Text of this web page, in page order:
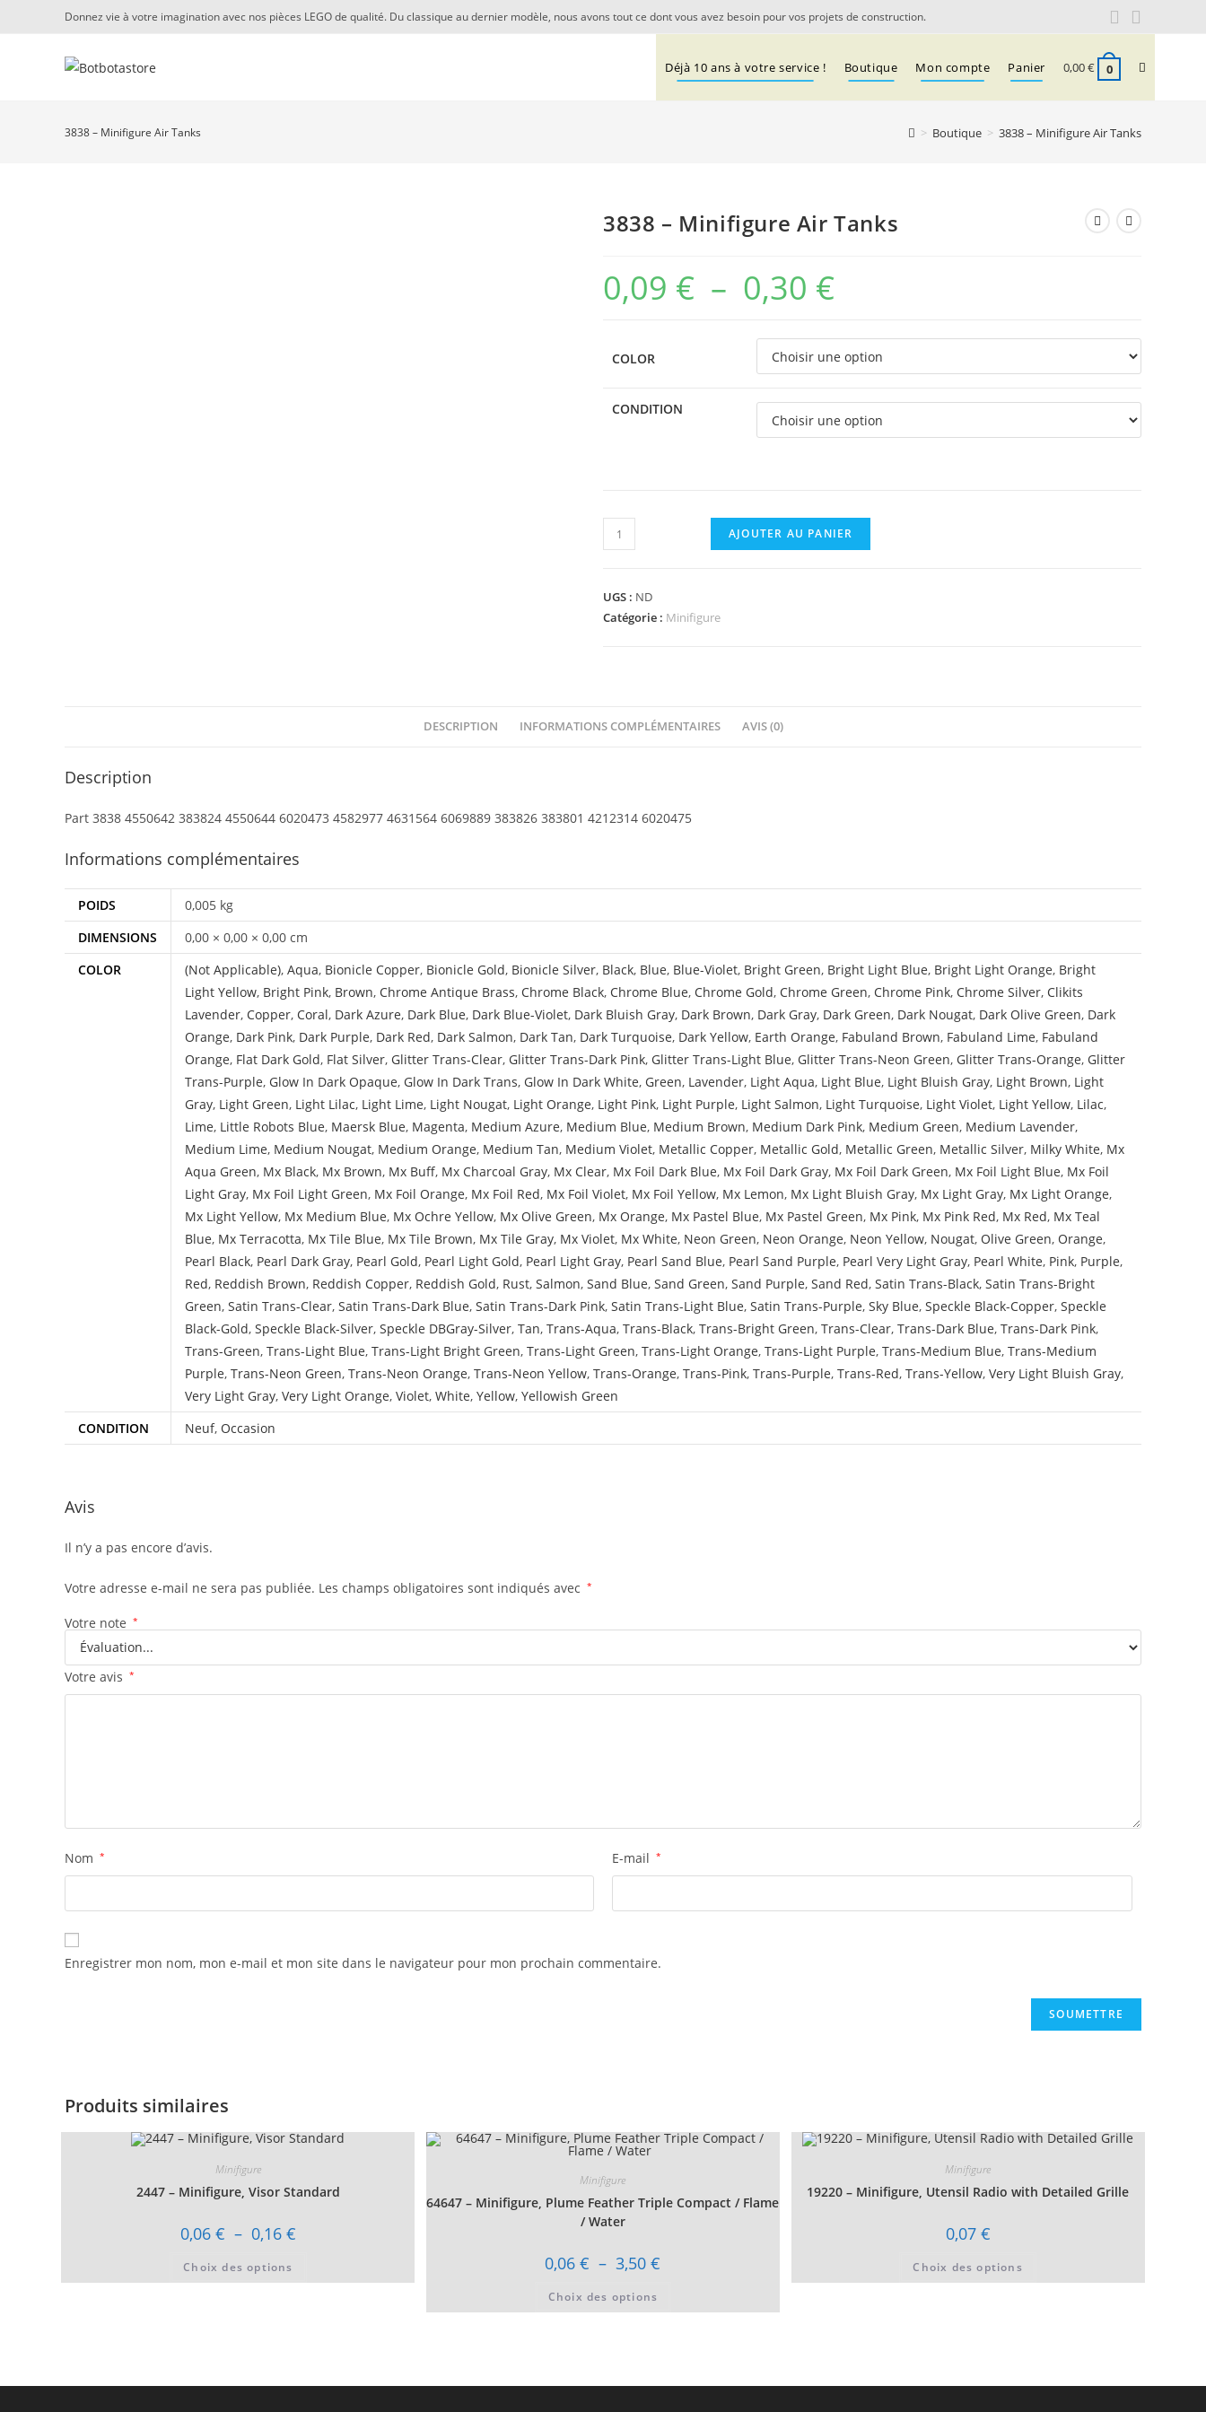
Donnez vie à votre imagination avec nos pièces LEGO de qualité. Du classique au dernier modèle, nous avons tout ce dont vous avez besoin pour vos projets de construction.
Déjà 10 ans à votre service ! Boutique Mon compte Panier 0,00€ 0 Toggle
website
3838 – Minifigure Air Tanks > Boutique > 3838 – Minifigure Air Tanks
3838 – Minifigure Air Tanks
0,09 € – 0,30 €
prix :
0,09 €
0,30 €
COLOR
CONDITION
quantité
de
-
Minifigure
AJOUTER AU PANIER
UGS : ND
Catégorie : Minifigure
DESCRIPTION INFORMATIONS COMPLÉMENTAIRES AVIS (0)
Description
Part 3838 4550642 383824 4550644 6020473 4582977 4631564 6069889 383826 383801 4212314 6020475
Informations complémentaires
POIDS
0,005 kg
DIMENSIONS
0,00 × 0,00 × 0,00 cm
COLOR
(Not Applicable), Aqua, Bionicle Copper, Bionicle Gold, Bionicle Silver, Black, Blue, Blue-Violet, Bright Green, Bright Light Blue, Bright Light Orange, Bright
Light Yellow, Bright Pink, Brown, Chrome Antique Brass, Chrome Black, Chrome Blue, Chrome Gold, Chrome Green, Chrome Pink, Chrome Silver, Clikits
Lavender, Copper, Coral, Dark Azure, Dark Blue, Dark Blue-Violet, Dark Bluish Gray, Dark Brown, Dark Gray, Dark Green, Dark Nougat, Dark Olive Green, Dark
Orange, Dark Pink, Dark Purple, Dark Red, Dark Salmon, Dark Tan, Dark Turquoise, Dark Yellow, Earth Orange, Fabuland Brown, Fabuland Lime, Fabuland
Orange, Flat Dark Gold, Flat Silver, Glitter Trans-Clear, Glitter Trans-Dark Pink, Glitter Trans-Light Blue, Glitter Trans-Neon Green, Glitter Trans-Orange, Glitter
Trans-Purple, Glow In Dark Opaque, Glow In Dark Trans, Glow In Dark White, Green, Lavender, Light Aqua, Light Blue, Light Bluish Gray, Light Brown, Light
Gray, Light Green, Light Lilac, Light Lime, Light Nougat, Light Orange, Light Pink, Light Purple, Light Salmon, Light Turquoise, Light Violet, Light Yellow, Lilac,
Lime, Little Robots Blue, Maersk Blue, Magenta, Medium Azure, Medium Blue, Medium Brown, Medium Dark Pink, Medium Green, Medium Lavender,
Medium Lime, Medium Nougat, Medium Orange, Medium Tan, Medium Violet, Metallic Copper, Metallic Gold, Metallic Green, Metallic Silver, Milky White, Mx
Aqua Green, Mx Black, Mx Brown, Mx Buff, Mx Charcoal Gray, Mx Clear, Mx Foil Dark Blue, Mx Foil Dark Gray, Mx Foil Dark Green, Mx Foil Light Blue, Mx Foil
Light Gray, Mx Foil Light Green, Mx Foil Orange, Mx Foil Red, Mx Foil Violet, Mx Foil Yellow, Mx Lemon, Mx Light Bluish Gray, Mx Light Gray, Mx Light Orange,
Mx Light Yellow, Mx Medium Blue, Mx Ochre Yellow, Mx Olive Green, Mx Orange, Mx Pastel Blue, Mx Pastel Green, Mx Pink, Mx Pink Red, Mx Red, Mx Teal
Blue, Mx Terracotta, Mx Tile Blue, Mx Tile Brown, Mx Tile Gray, Mx Violet, Mx White, Neon Green, Neon Orange, Neon Yellow, Nougat, Olive Green, Orange,
Pearl Black, Pearl Dark Gray, Pearl Gold, Pearl Light Gold, Pearl Light Gray, Pearl Sand Blue, Pearl Sand Purple, Pearl Very Light Gray, Pearl White, Pink, Purple,
Red, Reddish Brown, Reddish Copper, Reddish Gold, Rust, Salmon, Sand Blue, Sand Green, Sand Purple, Sand Red, Satin Trans-Black, Satin Trans-Bright
Green, Satin Trans-Clear, Satin Trans-Dark Blue, Satin Trans-Dark Pink, Satin Trans-Light Blue, Satin Trans-Purple, Sky Blue, Speckle Black-Copper, Speckle
Black-Gold, Speckle Black-Silver, Speckle DBGray-Silver, Tan, Trans-Aqua, Trans-Black, Trans-Bright Green, Trans-Clear, Trans-Dark Blue, Trans-Dark Pink,
Trans-Green, Trans-Light Blue, Trans-Light Bright Green, Trans-Light Green, Trans-Light Orange, Trans-Light Purple, Trans-Medium Blue, Trans-Medium
Purple, Trans-Neon Green, Trans-Neon Orange, Trans-Neon Yellow, Trans-Orange, Trans-Pink, Trans-Purple, Trans-Red, Trans-Yellow, Very Light Bluish Gray,
Very Light Gray, Very Light Orange, Violet, White, Yellow, Yellowish Green
CONDITION
Neuf, Occasion
Avis
Il n’y a pas encore d’avis.
Votre adresse e-mail ne sera pas publiée. Les champs obligatoires sont indiqués avec *
Votre note *
Votre avis *
Nom * E-mail *
Enregistrer mon nom, mon e-mail et mon site dans le navigateur pour mon prochain commentaire.
Produits similaires
Minifigure
2447 – Minifigure, Visor Standard
0,06 € – 0,16 €Plage
de
à
Choix des options
a
sur
Minifigure
64647 – Minifigure, Plume Feather Triple Compact / Flame
/ Water
0,06€ – 3,50€
à
Choix des options
a
être
Minifigure
19220 – Minifigure, Utensil Radio with Detailed Grille
0,07 €
Choix des options
a
sur